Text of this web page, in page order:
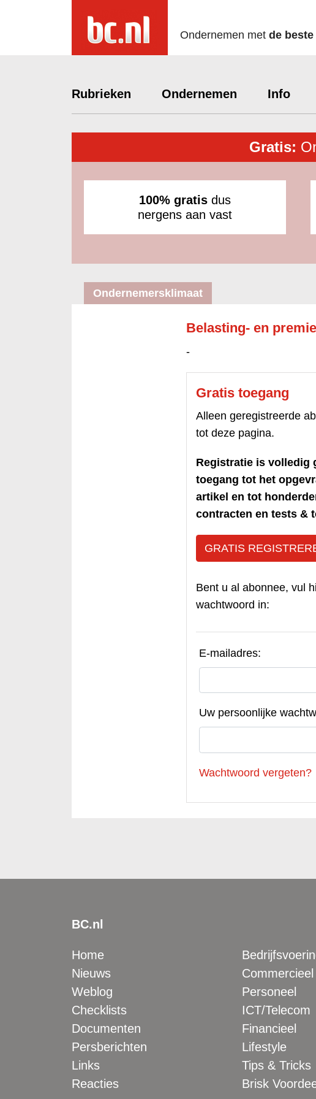
Ondernemen met de beste
Rubrieken Ondernemen Info
Gratis:
100% gratis dus
nergens aan vast
Ondernemersklimaat
Belasting- en
-
Gratis toegang
Alleen geregistreerde
tot deze pagina.
Registratie is volledig
toegang tot het
artikel en tot
contracten en tests &
GRATIS
Bent u al abonnee, vul
wachtwoord in:
E-mailadres:
Uw persoonlijke
Wachtwoord vergeten?
BC.nl
Home
Nieuws
Weblog
Checklists
Documenten
Persberichten
Links
Reacties
Commercieel
Personeel
ICT/Telecom
Financieel
Lifestyle
Tips & Tricks
Brisk